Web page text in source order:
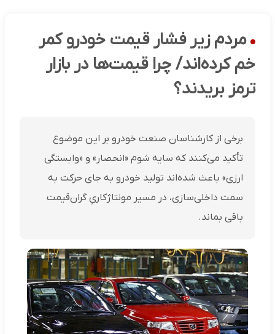
مردم زیر فشار قیمت خودرو کمر
خم کرده‌اند/ چرا قیمت‌ها در بازار
ترمز بریدند؟
برخی از کارشناسان صنعت خودرو بر این موضوع
تأکید می‌کنند که سایه شوم «انحصار» و «وابستگی
ارزی» باعث شده‌اند تولید خودرو به جای حرکت به
سمت داخلی‌سازی، در مسیر مونتاژکاریِ گران‌قیمت
باقی بماند.